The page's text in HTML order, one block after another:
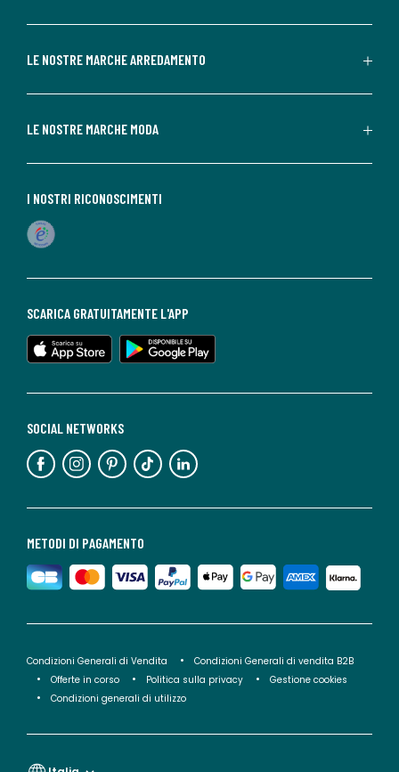
LE NOSTRE MARCHE ARREDAMENTO
LE NOSTRE MARCHE MODA
METODI DI PAGAMENTO
SOCIAL NETWORKS
SCARICA GRATUITAMENTE L'APP
I NOSTRI RICONOSCIMENTI
Condizioni Generali di Vendita
Condizioni Generali di vendita B2B
Offerte in corso
Politica sulla privacy
Gestione cookies
Condizioni generali di utilizzo